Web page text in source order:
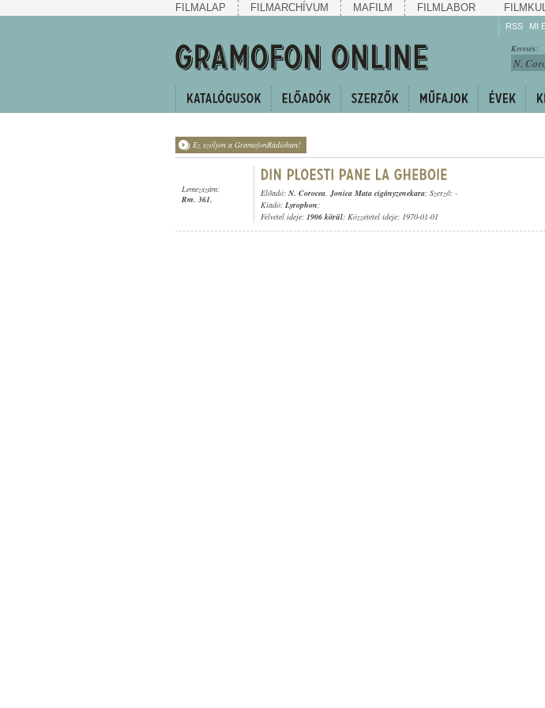
FILMALAP FILMARCHÍVUM MAFILM FILMLABOR
RSS MI
Keresés:
Ez szóljon a GramofonRádióban!
Lemezszám:
Rm. 361.
Előadó: N. Corocea,Jonica Mata cigányzenekara; Szerző: -
Kiadó: Lyrophon;
Felvétel ideje: 1906 körül; Közzététel ideje: 1970-01-01